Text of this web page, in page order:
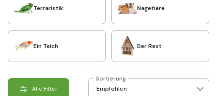
Terraristik Nagetiere
Ein Teich Der Rest
Alle Filter
Sortierung